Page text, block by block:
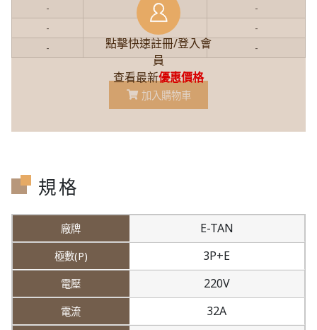
點擊快速註冊/登入會
員
查看最新優惠價格
-
-
-
-
-
-
- -
加入購物車
規格
E-TAN
3P+E
220V
32A